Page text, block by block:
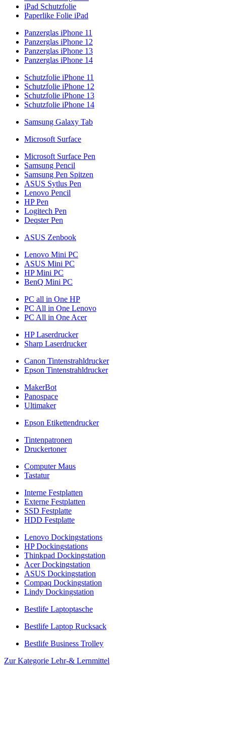
iPad Schutzfolie
Paperlike Folie iPad
Panzerglas iPhone 11
Panzerglas iPhone 12
Panzerglas iPhone 13
Panzerglas iPhone 14
Schutzfolie iPhone 11
Schutzfolie iPhone 12
Schutzfolie iPhone 13
Schutzfolie iPhone 14
Samsung Galaxy Tab
Microsoft Surface
Microsoft Surface Pen
Samsung Pencil
Samsung Pen Spitzen
ASUS Sytlus Pen
Lenovo Pencil
HP Pen
Logitech Pen
Deqster Pen
ASUS Zenbook
Lenovo Mini PC
ASUS Mini PC
HP Mini PC
BenQ Mini PC
PC all in One HP
PC All in One Lenovo
PC All in One Acer
HP Laserdrucker
Sharp Laserdrucker
Canon Tintenstrahldrucker
Epson Tintenstrahldrucker
MakerBot
Panospace
Ultimaker
Epson Etikettendrucker
Tintenpatronen
Druckertoner
Computer Maus
Tastatur
Interne Festplatten
Externe Festplatten
SSD Festplatte
HDD Festplatte
Lenovo Dockingstations
HP Dockingstations
Thinkpad Dockingstation
Acer Dockingstation
ASUS Dockingstation
Compaq Dockingstation
Lindy Dockingstation
Bestlife Laptoptasche
Bestlife Laptop Rucksack
Bestlife Business Trolley
Zur Kategorie Lehr-& Lernmittel